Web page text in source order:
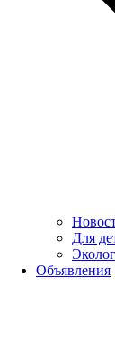
Для
Объявления